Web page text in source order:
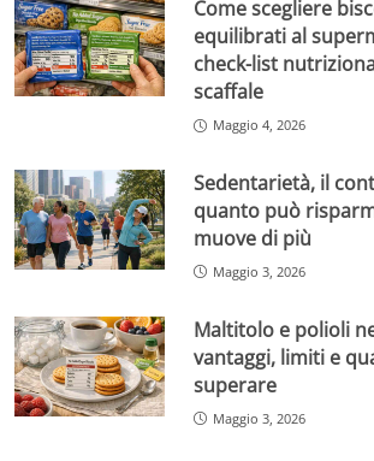
Come scegliere
equilibrati al
check-list
scaffale
Maggio 4, 2026
Sedentarietà, il
quanto può
muove di più
Maggio 3, 2026
Maltitolo e polioli
vantaggi, limiti e
superare
Maggio 3, 2026